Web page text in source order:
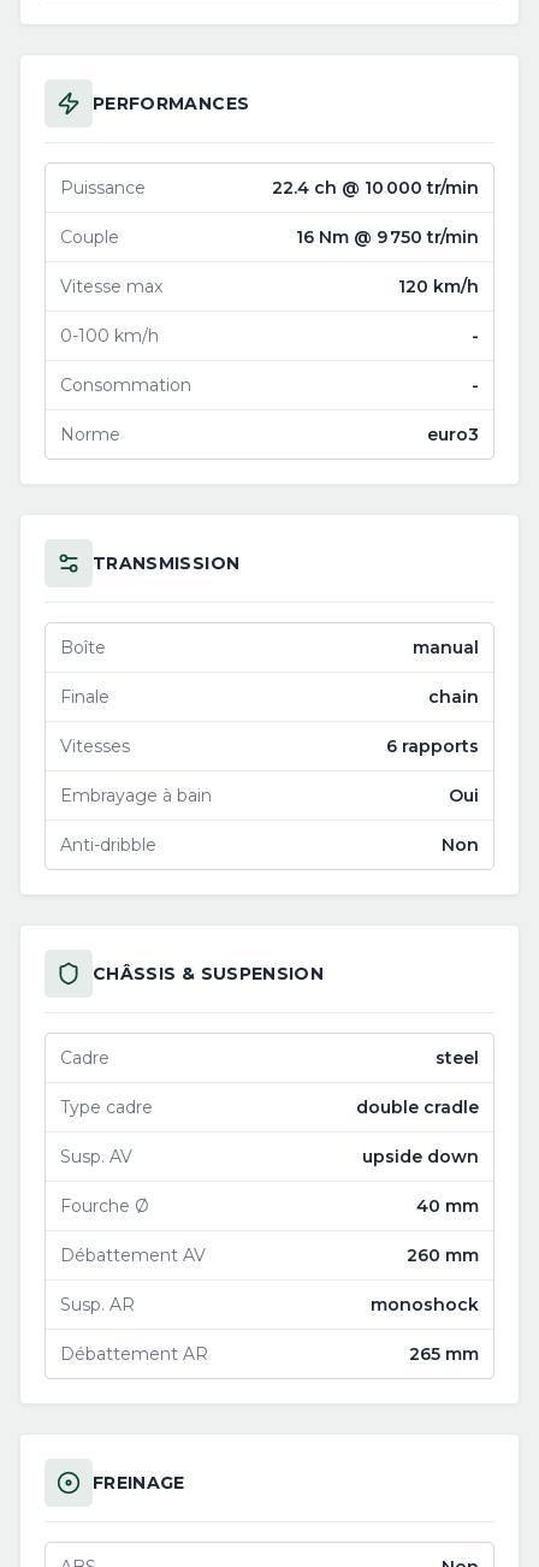
PERFORMANCES
Puissance 22.4 ch @ 10 000 tr/min
Couple 16 Nm @ 9 750 tr/min
Vitesse max 120 km/h
0-100 km/h -
Consommation -
Norme euro3
TRANSMISSION
Boîte manual
Finale chain
Vitesses 6 rapports
Embrayage à bain Oui
Anti-dribble Non
CHÂSSIS & SUSPENSION
Cadre steel
Type cadre double cradle
Susp. AV upside down
Fourche Ø 40 mm
Débattement AV 260 mm
Susp. AR monoshock
Débattement AR 265 mm
FREINAGE